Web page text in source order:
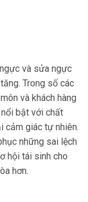
và sửa ngực
Trong số các
và khách hàng
bật với chất
cảm giác tự nhiên.
những sai lệch
hội tái sinh cho
hơn.